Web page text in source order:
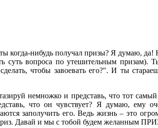
когда-нибудь получал призы? Я думаю, да!
суть вопроса по утешительным призам).
чтобы завоевать его?". И ты
немножко и представь, что тот
что он чувствует? Я думаю, ему
заполучить его. Ведь жизнь – это
Давай и мы с тобой будем желанным